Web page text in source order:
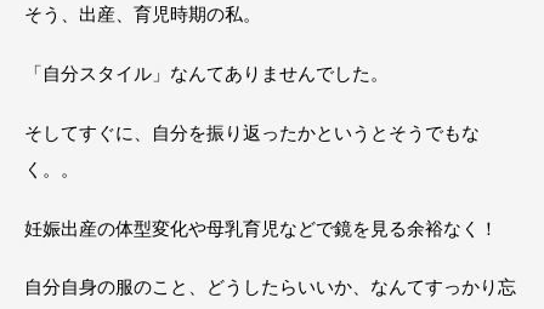
そう、出産、育児時期の私。
「自分スタイル」なんてありませんでした。
そしてすぐに、自分を振り返ったかというとそうでもな
く。。
妊娠出産の体型変化や母乳育児などで鏡を見る余裕なく！
自分自身の服のこと、どうしたらいいか、なんてすっかり忘